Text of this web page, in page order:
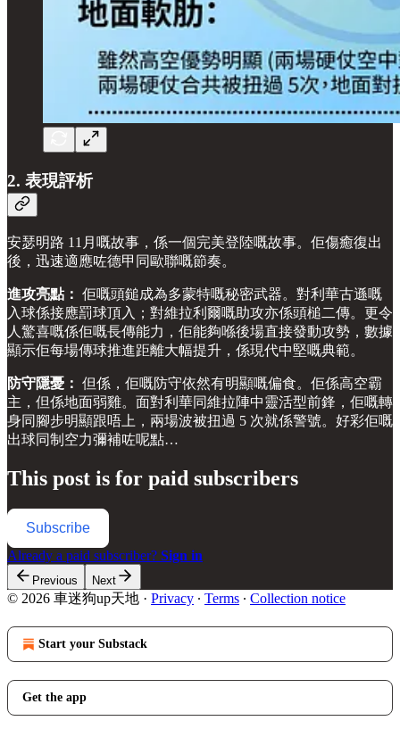
2. 表現評析
安瑟明路 11月嘅故事，係一個完美登陸嘅故事。佢傷癒復出
後，迅速適應咗德甲同歐聯嘅節奏。
進攻亮點： 佢嘅頭鎚成為多蒙特嘅秘密武器。對利華古遜嘅
入球係接應罰球頂入；對維拉利爾嘅助攻亦係頭槌二傳。更令
人驚喜嘅係佢嘅長傳能力，佢能夠喺後場直接發動攻勢，數據
顯示佢每場傳球推進距離大幅提升，係現代中堅嘅典範。
防守隱憂： 但係，佢嘅防守依然有明顯嘅偏食。佢係高空霸
主，但係地面弱雞。面對利華同維拉陣中靈活型前鋒，佢嘅轉
身同腳步明顯跟唔上，兩場波被扭過 5 次就係警號。好彩佢嘅
出球同制空力彌補咗呢點…
This post is for paid subscribers
Subscribe
Already a paid subscriber? Sign in
Previous Next
© 2026 車迷狗up天地 · Privacy ∙ Terms ∙ Collection notice
Start your Substack
Get the app